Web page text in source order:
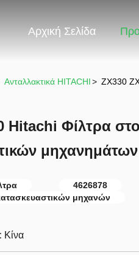
Αρχική Σελίδα
Ανταλλακτικά HITACHI> ZX330
Hitachi Φίλτρα
μηχανημάτων
4626878
μηχανών
Κίνα